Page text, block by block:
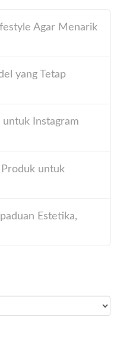
Agar Menarik
yang Tetap
untuk Instagram
untuk
Estetika,